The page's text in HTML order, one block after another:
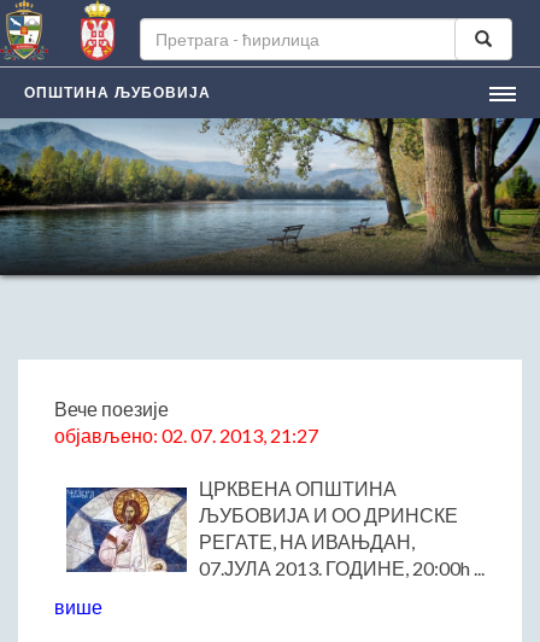
ОПШТИНА ЉУБОВИЈА
НАСЛОВНА
ЉУБОВИЈA
Лична карта града
Историјат
ЛОКАЛНА САМОУПРАВА
Председник општине
Заменик председника
Општинско веће
Општинска управа
Начелник Општинске управе
Састави Управних одбора и сталних радних тела
Вече поезије
објављено: 02. 07. 2013, 21:27
ЦРКВЕНА ОПШТИНА
ЉУБОВИЈА И ОО ДРИНСКЕ
РЕГАТЕ, НА ИВАЊДАН,
07.ЈУЛА 2013. ГОДИНЕ, 20:00h ...
више